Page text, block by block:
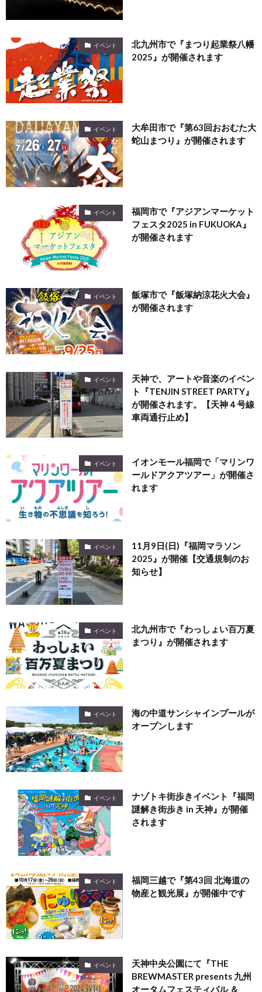
イベント
北九州市で『まつり起業祭八幡
2025』が開催されます
イベント
大牟田市で『第63回おおむた大
蛇山まつり』が開催されます
イベント
福岡市で『アジアンマーケット
フェスタ2025 in FUKUOKA』
が開催されます
イベント
飯塚市で『飯塚納涼花火大会』
が開催されます
イベント
天神で、アートや音楽のイベン
ト『TENJIN STREET PARTY』
が開催されます。【天神４号線
車両通行止め】
イベント
イオンモール福岡で「マリンワ
ールドアクアツアー」が開催さ
れます
イベント
11月9日(日)『福岡マラソン
2025』が開催【交通規制のお
知らせ】
イベント
北九州市で『わっしょい百万夏
まつり』が開催されます
イベント
海の中道サンシャインプールが
オープンします
イベント
ナゾトキ街歩きイベント『福岡
謎解き街歩き in 天神』が開催
されます
イベント
福岡三越で『第43回 北海道の
物産と観光展』が開催中です
イベント
天神中央公園にて『THE
BREWMASTER presents 九州
オータムフェスティバル ＆